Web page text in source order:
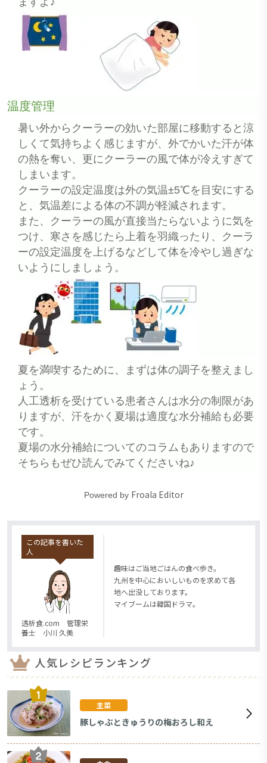
温度管理
暑い外からクーラーの効いた部屋に移動すると涼
しくて気持ちよく感じますが、外でかいた汗が体
の熱を奪い、更にクーラーの風で体が冷えすぎて
しまいます。
クーラーの設定温度は外の気温±5℃を目安にする
と、気温差による体の不調が軽減されます。
また、クーラーの風が直接当たらないように気を
つけ、寒さを感じたら上着を羽織ったり、クーラ
ーの設定温度を上げるなどして体を冷やし過ぎな
いようにしましょう。
夏を満喫するために、まずは体の調子を整えまし
ょう。
人工透析を受けている患者さんは水分の制限があ
りますが、汗をかく夏場は適度な水分補給も必要
です。
夏場の水分補給についてのコラムもありますので
そちらもぜひ読んでみてくださいね♪
Powered by Froala Editor
この記事を書いた
人
透析食.com 管理栄
養士 小川 久美
趣味はご当地ごはんの食べ歩き。
九州を中心においしいものを求めて各
地へ出没しております。
マイブームは韓国ドラマ。
人気レシピランキング
主菜
豚しゃぶときゅうりの梅おろし和え